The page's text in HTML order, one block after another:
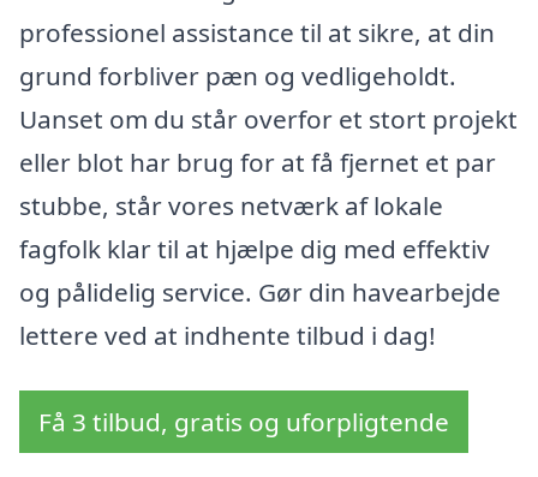
professionel assistance til at sikre, at din
grund forbliver pæn og vedligeholdt.
Uanset om du står overfor et stort projekt
eller blot har brug for at få fjernet et par
stubbe, står vores netværk af lokale
fagfolk klar til at hjælpe dig med effektiv
og pålidelig service. Gør din havearbejde
lettere ved at indhente tilbud i dag!
Få 3 tilbud, gratis og uforpligtende